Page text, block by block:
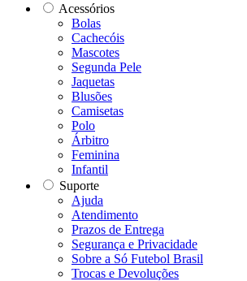
Acessórios
Bolas
Cachecóis
Mascotes
Segunda Pele
Jaquetas
Blusões
Camisetas
Polo
Árbitro
Feminina
Infantil
Suporte
Ajuda
Atendimento
Prazos de Entrega
Segurança e Privacidade
Sobre a Só Futebol Brasil
Trocas e Devoluções